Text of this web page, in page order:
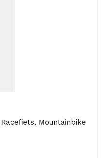
Mountainbike